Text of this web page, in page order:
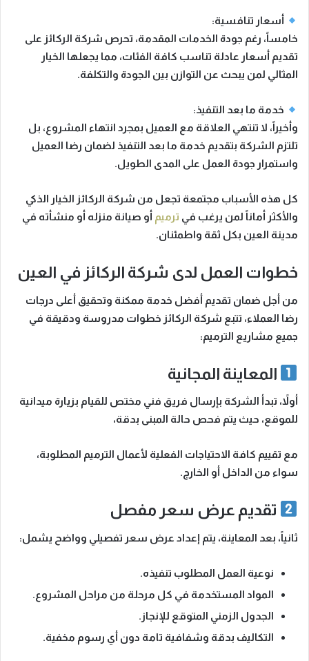
أسعار تنافسية:
خامساً، رغم جودة الخدمات المقدمة، تحرص شركة الركائز على
تقديم أسعار عادلة تناسب كافة الفئات، مما يجعلها الخيار
المثالي لمن يبحث عن التوازن بين الجودة والتكلفة.
خدمة ما بعد التنفيذ:
وأخيراً، لا تنتهي العلاقة مع العميل بمجرد انتهاء المشروع، بل
تلتزم الشركة بتقديم خدمة ما بعد التنفيذ لضمان رضا العميل
واستمرار جودة العمل على المدى الطويل.
كل هذه الأسباب مجتمعة تجعل من شركة الركائز الخيار الذكي
والأكثر أماناً لمن يرغب في ترميم أو صيانة منزله أو منشأته في
مدينة العين بكل ثقة واطمئنان.
خطوات العمل لدى شركة الركائز في العين
من أجل ضمان تقديم أفضل خدمة ممكنة وتحقيق أعلى درجات
رضا العملاء، تتبع شركة الركائز خطوات مدروسة ودقيقة في
جميع مشاريع الترميم:
المعاينة المجانية
أولاً، تبدأ الشركة بإرسال فريق فني مختص للقيام بزيارة ميدانية
للموقع، حيث يتم فحص حالة المبنى بدقة،
مع تقييم كافة الاحتياجات الفعلية لأعمال الترميم المطلوبة،
سواء من الداخل أو الخارج.
تقديم عرض سعر مفصل
ثانياً، بعد المعاينة، يتم إعداد عرض سعر تفصيلي وواضح يشمل:
نوعية العمل المطلوب تنفيذه.
المواد المستخدمة في كل مرحلة من مراحل المشروع.
الجدول الزمني المتوقع للإنجاز.
التكاليف بدقة وشفافية تامة دون أي رسوم مخفية.